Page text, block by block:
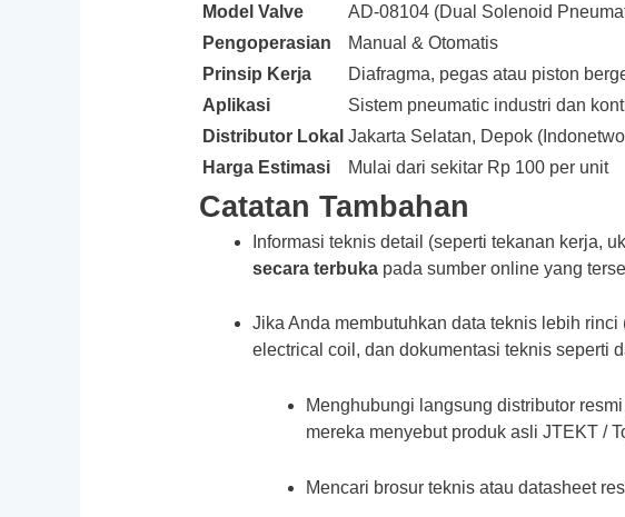
Model Valve
AD‑08104 (Dual Solenoid
Pengoperasian
Manual & Otomatis
Prinsip Kerja
Diafragma, pegas atau piston
Aplikasi
Sistem pneumatic industri dan
Distributor Lokal Jakarta Selatan, Depok
Harga Estimasi
Mulai dari sekitar Rp 100 per unit
Catatan Tambahan
Informasi teknis detail (seperti tekanan kerja,
secara terbukapada sumber online yang
Jika Anda membutuhkan data teknis lebih
electrical coil, dan dokumentasi teknis seperti
Menghubungi langsung distributor
mereka menyebut produk asli JTEKT /
Mencari brosur teknis atau datasheet